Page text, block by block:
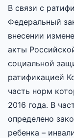
В связи с
Федеральный
внесении
акты
социальной
ратификацией
часть норм
2016 года. В
определено
ребенка –